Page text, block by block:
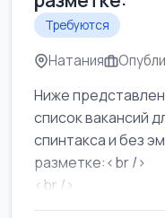
Требуются
Натания
Ниже
список вакансий
спинтакса и без
разметке:<br />
<br />
Работа в Нетании